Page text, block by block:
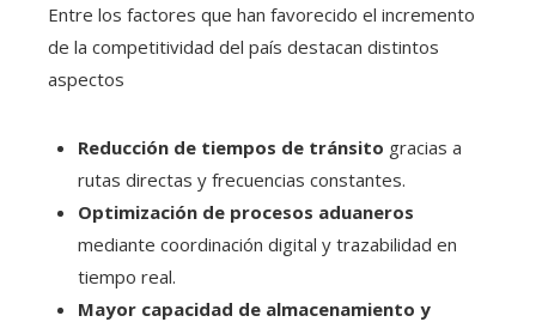
Entre los factores que han favorecido el incremento
de la competitividad del país destacan distintos
aspectos
Reducción de tiempos de tránsito gracias a
rutas directas y frecuencias constantes.
Optimización de procesos aduaneros
mediante coordinación digital y trazabilidad en
tiempo real.
Mayor capacidad de almacenamiento y